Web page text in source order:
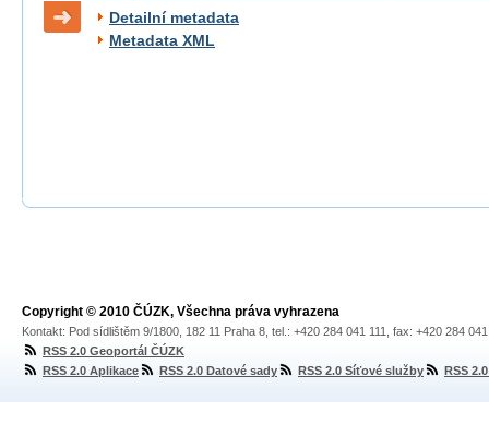
Detailní metadata
Metadata XML
Copyright © 2010 ČÚZK, Všechna práva vyhrazena
Kontakt: Pod sídlištěm 9/1800, 182 11 Praha 8, tel.: +420 284 041 111, fax: +420 284
RSS 2.0 Geoportál ČÚZK
RSS 2.0 Aplikace
RSS 2.0 Datové sady RSS 2.0 Síťové služby RSS